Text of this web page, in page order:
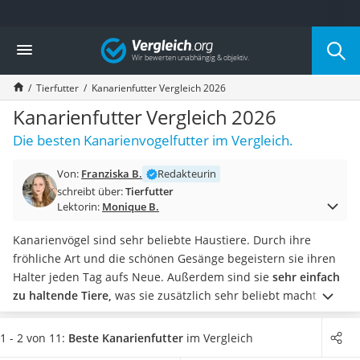
Die beliebtesten Vergleiche nach Kategorie
Drogerie
Inhalator
Haarschneider
Rollator
Braun Rasierer
Katzenklappe (Chip)
Masturbator
Massagepistole
Reisehaartrockner
Eiweißpulver
Magnesiumpräparat
Katzenklappe
Nackenmassagegerät
Zeckenschutz Katze
Vergleich
Tierfutter Kanarienfutter Vergleich 2026
Kanarienfutter Vergleich 2026
Die besten Kanarienvogelfutter im Vergleich.
Von: Franziska B.
Redakteurin
schreibt über:Tierfutter
Lektorin: Monique B.
Kanarienvögel sind sehr beliebte Haustiere. Durch ihre
fröhliche Art und die schönen Gesänge begeistern sie ihren
Halter jeden Tag aufs Neue. Außerdem sind sie sehr einfach
zu haltende Tiere, was sie zusätzlich sehr beliebt macht.
Verschiedene Kanarienfutter-Tests im Internet haben gezeigt,
dass Sie Kanarienfutter inverschiedenen Packungsgrößen
1 - 2 von 11: Beste Kanarienfutter im Vergleich